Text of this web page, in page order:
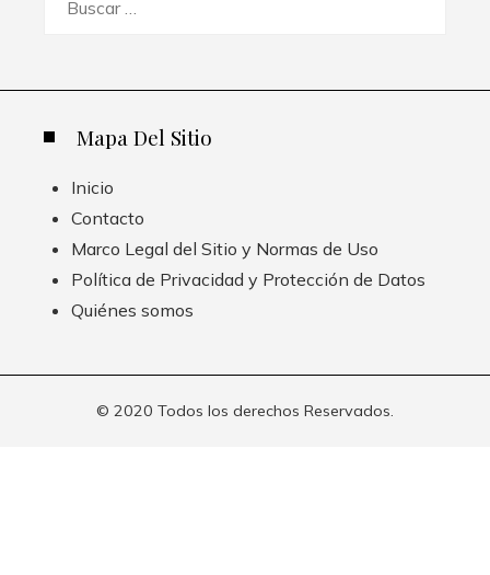
Mapa Del Sitio
Inicio
Contacto
Marco Legal del Sitio y Normas de Uso
Política de Privacidad y Protección de Datos
Quiénes somos
© 2020 Todos los derechos Reservados.